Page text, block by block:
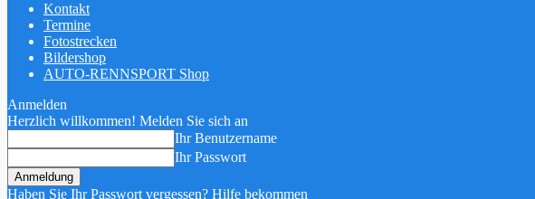
Kontakt
Termine
Fotostrecken
Bildershop
AUTO-RENNSPORT Shop
Anmelden
Herzlich willkommen! Melden Sie sich an
Ihr Benutzername
Ihr Passwort
Haben Sie Ihr Passwort vergessen? Hilfe bekommen